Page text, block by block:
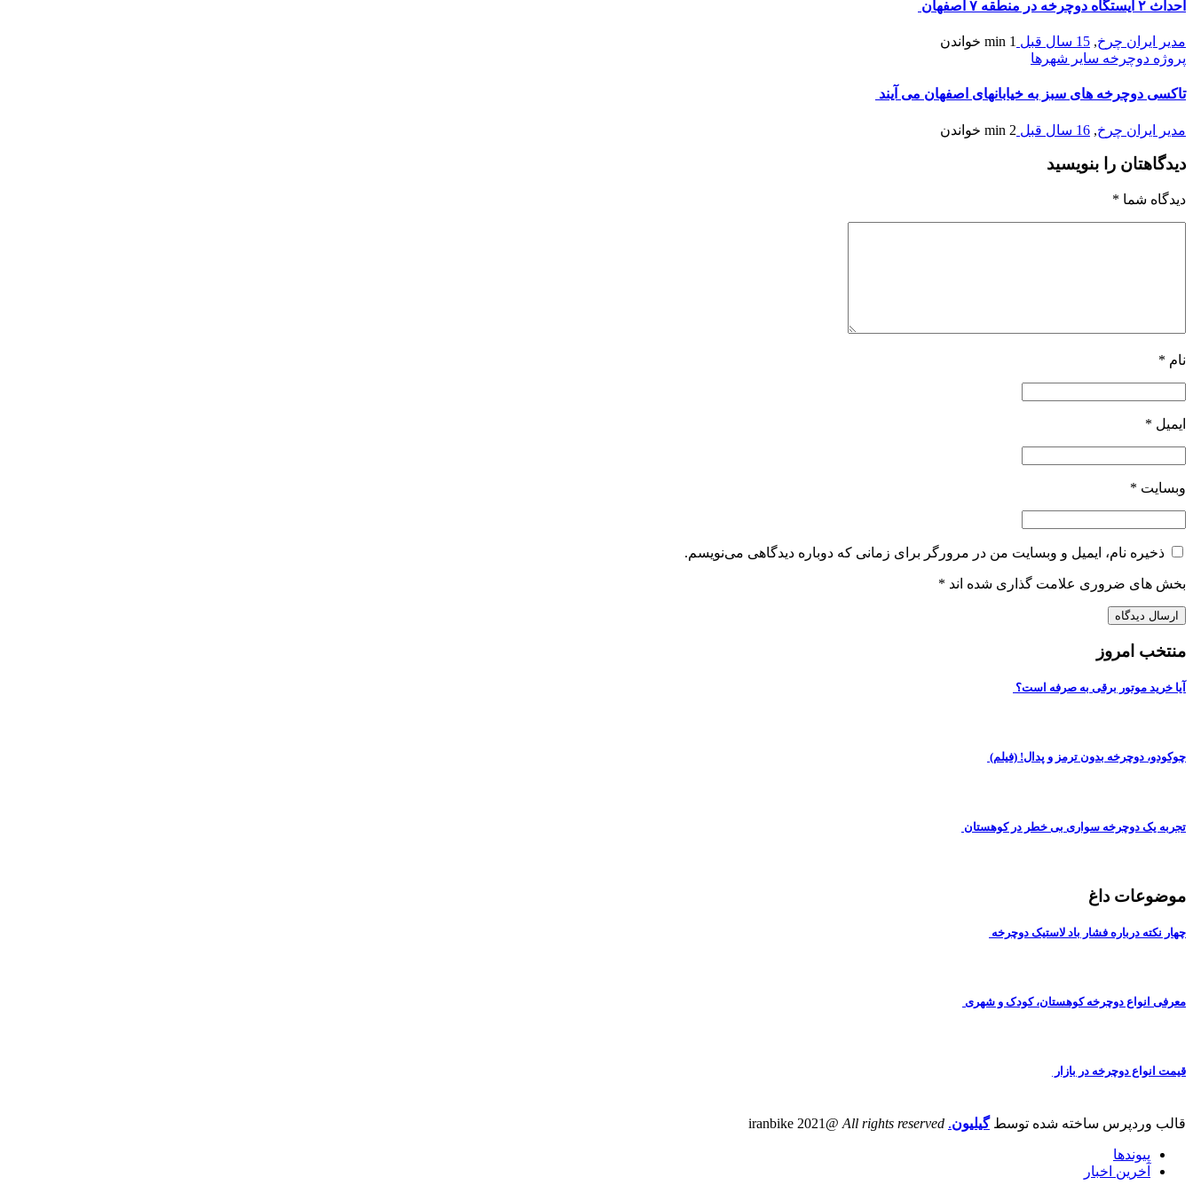
احداث ۲ ايستگاه دوچرخه در منطقه ۷ اصفهان
مدیر ایران چرخ, 15 سال قبل 1 min
خواندن
پروژه دوچرخه سایر شهرها
تاکسی دوچرخه های سبز به خیابانهای اصفهان می آیند
مدیر ایران چرخ, 16 سال قبل 2 min خواندن
دیدگاهتان را بنویسید
دیدگاه شما *
نام *
ایمیل *
وبسایت *
ذخیره نام، ایمیل و وبسایت من در مرورگر برای زمانی که دوباره دیدگاهی می‌نویسم.
بخش های ضروری علامت گذاری شده اند *
منتخب امروز
آیا خرید موتور برقی به صرفه است؟
چوکودو، دوچرخه بدون ترمز و پدال! (فیلم)
تجربه یک دوچرخه سواری بی خطر در کوهستان
موضوعات داغ
چهار نکته درباره فشار باد لاستیک دوچرخه
معرفی انواع دوچرخه کوهستان، کودک و شهری
قیمت انواع دوچرخه در بازار
قالب وردپرس ساخته شده توسطگیلیون.
All rights reserved
@iranbike 2021
پیوندها
آخرین اخبار